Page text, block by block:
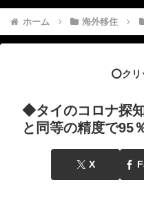
ホーム 海外移住
⭕️クリ
◆タイのコロナ探
と同等の精度で95
X